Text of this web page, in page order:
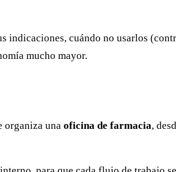
indicaciones, cuándo no usarlos
mucho mayor.
organiza una oficina de farmacia,